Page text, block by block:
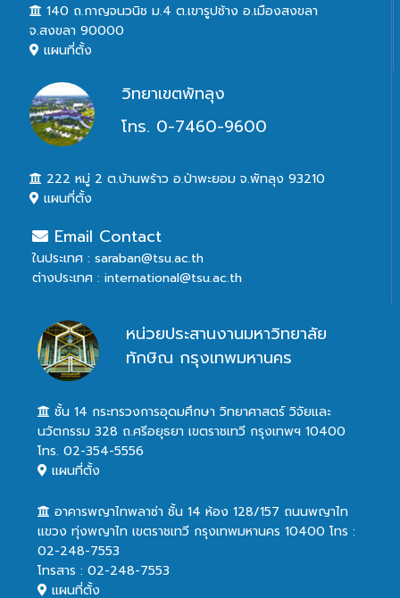
140 ถ.กาญจนวนิช ม.4 ต.เขารูปช้าง อ.เมืองสงขลา
จ.สงขลา 90000
แผนที่ตั้ง
วิทยาเขตพัทลุง
โทร. 0-7460-9600
222 หมู่ 2 ต.บ้านพร้าว อ.ป่าพะยอม จ.พัทลุง 93210
แผนที่ตั้ง
Email Contact
ในประเทศ : saraban@tsu.ac.th
ต่างประเทศ : international@tsu.ac.th
หน่วยประสานงานมหาวิทยาลัย
ทักษิณ กรุงเทพมหานคร
ชั้น 14 กระทรวงการอุดมศึกษา วิทยาศาสตร์ วิจัยและ
นวัตกรรม 328 ถ.ศรีอยุธยา เขตราชเทวี กรุงเทพฯ 10400
โทร. 02-354-5556
แผนที่ตั้ง
อาคารพญาไทพลาซ่า ชั้น 14 ห้อง 128/157 ถนนพญาไท
แขวง ทุ่งพญาไท เขตราชเทวี กรุงเทพมหานคร 10400 โทร :
02-248-7553
โทรสาร : 02-248-7553
แผนที่ตั้ง